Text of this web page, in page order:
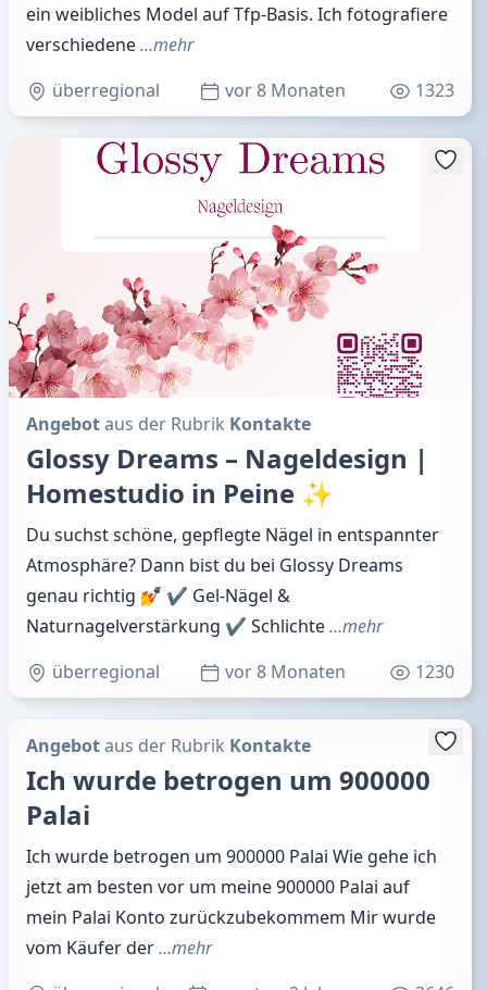
ein weibliches Model auf Tfp-Basis. Ich fotografiere
verschiedene…mehr
überregional
vor 8 Monaten 1323
Angebotaus der Rubrik Kontakte
Glossy Dreams – Nageldesign |
Homestudio in Peine ✨
Du suchst schöne, gepflegte Nägel in entspannter
Atmosphäre? Dann bist du bei Glossy Dreams
genau richtig 💅 ✔ Gel-Nägel &
Naturnagelverstärkung ✔ Schlichte…mehr
überregional
vor 8 Monaten 1230
Angebotaus der Rubrik Kontakte
Ich wurde betrogen um 900000
Palai
Ich wurde betrogen um 900000 Palai Wie gehe ich
jetzt am besten vor um meine 900000 Palai auf
mein Palai Konto zurückzubekommem Mir wurde
vom Käufer der…mehr